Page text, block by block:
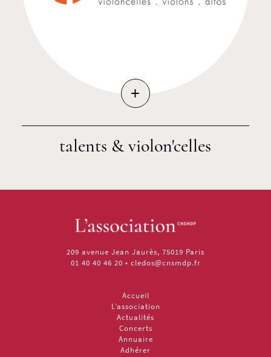
+
talents & violon'celles
209 avenue Jean Jaurès, 75019 Paris
01 40 40 46 20 • cledos@cnsmdp.fr
Accueil
L’association
Actualités
Concerts
Annuaire
Adhérer